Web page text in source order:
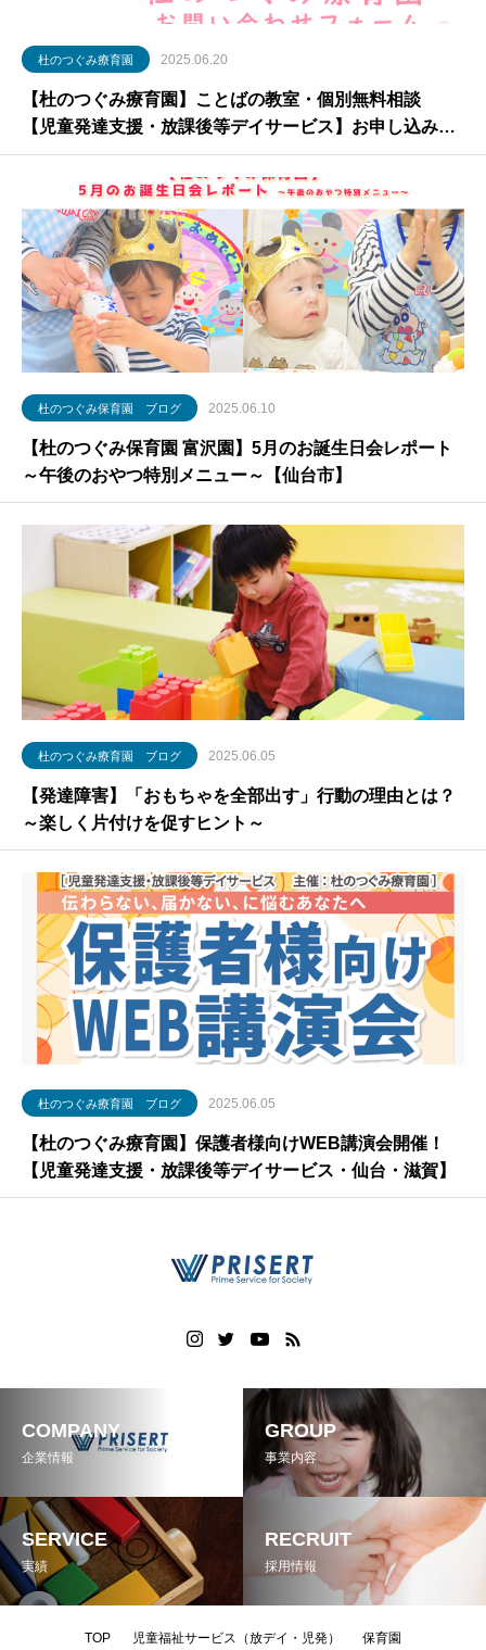
杜のつぐみ療育園 2025.06.20
【杜のつぐみ療育園】ことばの教室・個別無料相談
【児童発達支援・放課後等デイサービス】お申し込みフ
ォーム
杜のつぐみ保育園 ブログ 2025.06.10
【杜のつぐみ保育園 富沢園】5月のお誕生日会レポート
～午後のおやつ特別メニュー～【仙台市】
杜のつぐみ療育園 ブログ 2025.06.05
【発達障害】「おもちゃを全部出す」行動の理由とは？
～楽しく片付けを促すヒント～
杜のつぐみ療育園 ブログ 2025.06.05
【杜のつぐみ療育園】保護者様向けWEB講演会開催！
【児童発達支援・放課後等デイサービス・仙台・滋賀】
COMPANY
企業情報
GROUP
事業内容
SERVICE
実績
RECRUIT
採用情報
TOP 児童福祉サービス（放デイ・児発） 保育園